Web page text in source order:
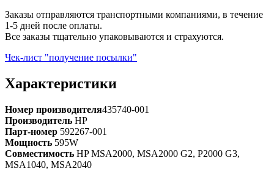
Заказы отправляются транспортными компаниями, в течение
1-5 дней после оплаты.
Все заказы тщательно упаковываются и страхуются.
Чек-лист "получение посылки"
Характеристики
Номер производителя435740-001
Производитель HP
Парт-номер 592267-001
Мощность 595W
Совместимость HP MSA2000, MSA2000 G2, P2000 G3,
MSA1040, MSA2040